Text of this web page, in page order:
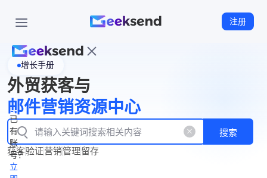
注册
页
WhatsApp
企业号
New
产
品
功
能
产
品
价
资
源
立
即
注
册
已
有
账
号？
立
增长手册
外贸获客与
邮件营销资源中心
搜索
获客验证营销管理留存